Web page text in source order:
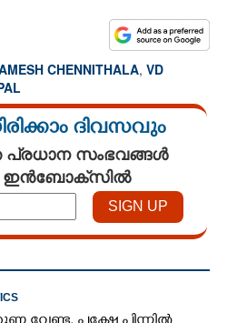
CHENNITHALA, VD
ദിവസവും
പ്രധാന സംഭവങ്ങൾ
ഇൻബോക്സിൽ